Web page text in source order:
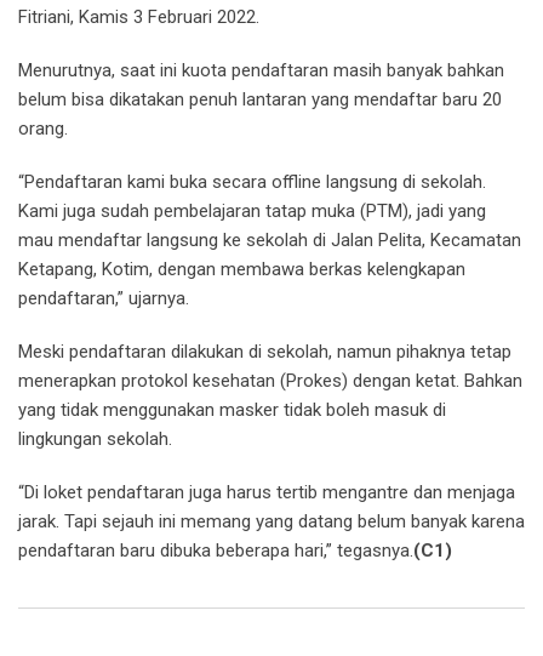
Fitriani, Kamis 3 Februari 2022.
Menurutnya, saat ini kuota pendaftaran masih banyak bahkan
belum bisa dikatakan penuh lantaran yang mendaftar baru 20
orang.
“Pendaftaran kami buka secara offline langsung di sekolah.
Kami juga sudah pembelajaran tatap muka (PTM), jadi yang
mau mendaftar langsung ke sekolah di Jalan Pelita, Kecamatan
Ketapang, Kotim, dengan membawa berkas kelengkapan
pendaftaran,” ujarnya.
Meski pendaftaran dilakukan di sekolah, namun pihaknya tetap
menerapkan protokol kesehatan (Prokes) dengan ketat. Bahkan
yang tidak menggunakan masker tidak boleh masuk di
lingkungan sekolah.
“Di loket pendaftaran juga harus tertib mengantre dan menjaga
jarak. Tapi sejauh ini memang yang datang belum banyak karena
pendaftaran baru dibuka beberapa hari,” tegasnya.(C1)